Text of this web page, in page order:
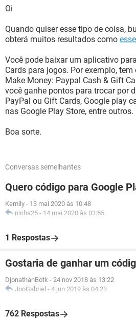
Oi
Quando quiser esse tipo de coisa,
obterá muitos resultados como esse
Você pode baixar um aplicativo
Cards para jogos. Por exemplo, tem
Make Money: Paypal Cash & Gift
você ganhe pontos para trocar por
PayPal ou Gift Cards, Google play
nas Google Play Store, entre outros.
Boa sorte.
Conversas semelhantes
Quero código para Google
Kemily - 13 mai 2020 às 10:48
ninha25 - 14 mai 2020 às 03:55
1 Respostas
Gostaria de ganhar um
DjonathanBotk - 24 nov 2018 às 13:22
JooGabriel - 4 jun 2019 às 04:23
762 Respostas